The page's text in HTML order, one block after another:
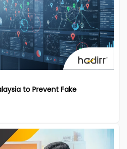
to Prevent Fake